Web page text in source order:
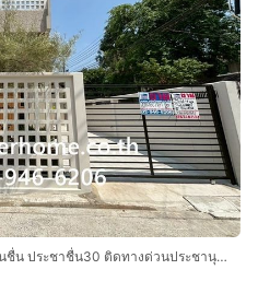
ทาวน์โฮม 3 ชั้น 38 ตร.ว. หมู่บ้านชวนชื่น ประชาชื่น30 ติดทางด่วนประชานุกูล ซอยประชาชื่น30 ถนนประชาชื่น เขตบางซื่อ กรุงเทพมหานคร